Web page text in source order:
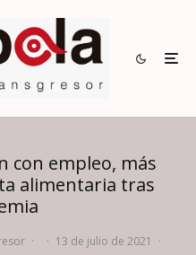
con empleo, más
alimentaria tras
· · 13 de julio de 2021
·